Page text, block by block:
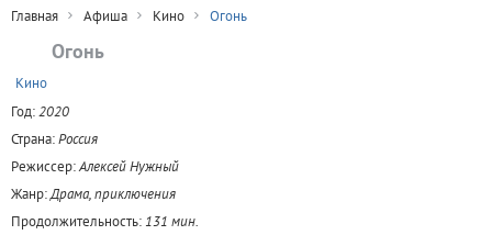
Главная Афиша Кино Огонь
Огонь
Кино
Год:2020
Страна:Россия
Режиссер:Алексей Нужный
Жанр:Драма, приключения
Продолжительность: 131 мин.